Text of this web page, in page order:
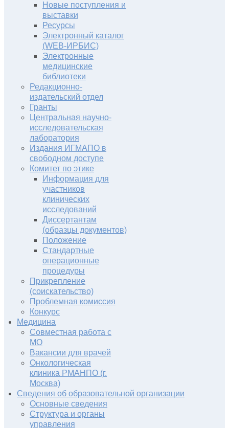
Новые поступления и
выставки
Ресурсы
Электронный каталог
(WEB-ИРБИС)
Электронные
медицинские
библиотеки
Редакционно-
издательский отдел
Гранты
Центральная научно-
исследовательская
лаборатория
Издания ИГМАПО в
свободном доступе
Комитет по этике
Информация для
участников
клинических
исследований
Диссертантам
(образцы документов)
Положение
Стандартные
операционные
процедуры
Прикрепление
(соискательство)
Проблемная комиссия
Конкурс
Медицина
Совместная работа с
МО
Вакансии для врачей
Онкологическая
клиника РМАНПО (г.
Москва)
Сведения об образовательной организации
Основные сведения
Структура и органы
управления